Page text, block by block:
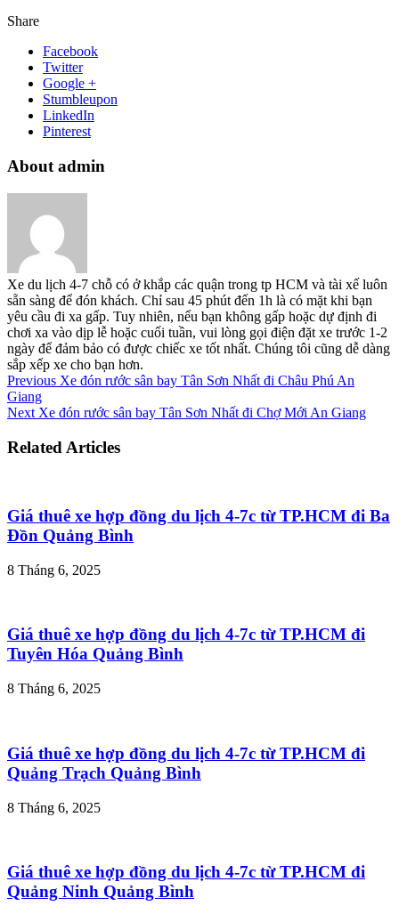
Share
Facebook
Twitter
Google +
Stumbleupon
LinkedIn
Pinterest
About admin
Xe du lịch 4-7 chỗ có ở khắp các quận trong tp HCM và tài xế luôn
sẵn sàng để đón khách. Chỉ sau 45 phút đến 1h là có mặt khi bạn
yêu cầu đi xa gấp. Tuy nhiên, nếu bạn không gấp hoặc dự định đi
chơi xa vào dịp lễ hoặc cuối tuần, vui lòng gọi điện đặt xe trước 1-2
ngày để đảm bảo có được chiếc xe tốt nhất. Chúng tôi cũng dễ dàng
sắp xếp xe cho bạn hơn.
Previous Xe đón rước sân bay Tân Sơn Nhất đi Châu Phú An
Giang
Next Xe đón rước sân bay Tân Sơn Nhất đi Chợ Mới An Giang
Related Articles
Giá thuê xe hợp đồng du lịch 4-7c từ TP.HCM đi Ba
Đồn Quảng Bình
8 Tháng 6, 2025
Giá thuê xe hợp đồng du lịch 4-7c từ TP.HCM đi
Tuyên Hóa Quảng Bình
8 Tháng 6, 2025
Giá thuê xe hợp đồng du lịch 4-7c từ TP.HCM đi
Quảng Trạch Quảng Bình
8 Tháng 6, 2025
Giá thuê xe hợp đồng du lịch 4-7c từ TP.HCM đi
Quảng Ninh Quảng Bình